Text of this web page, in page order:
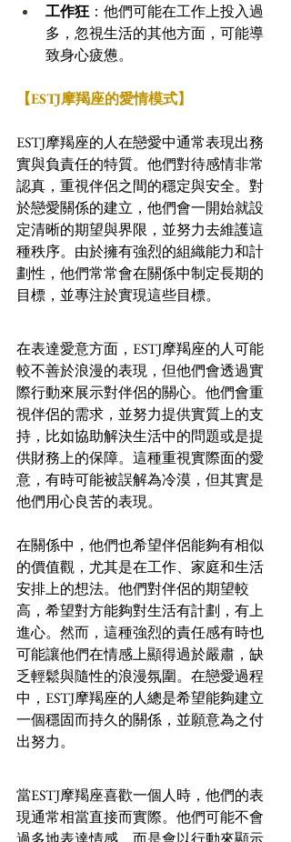
工作狂：他們可能在工作上投入過
多，忽視生活的其他方面，可能導
致身心疲憊。
【ESTJ摩羯座的愛情模式】
ESTJ摩羯座的人在戀愛中通常表現出務
實與負責任的特質。他們對待感情非常
認真，重視伴侶之間的穩定與安全。對
於戀愛關係的建立，他們會一開始就設
定清晰的期望與界限，並努力去維護這
種秩序。由於擁有強烈的組織能力和計
劃性，他們常常會在關係中制定長期的
目標，並專注於實現這些目標。
在表達愛意方面，ESTJ摩羯座的人可能
較不善於浪漫的表現，但他們會透過實
際行動來展示對伴侶的關心。他們會重
視伴侶的需求，並努力提供實質上的支
持，比如協助解決生活中的問題或是提
供財務上的保障。這種重視實際面的愛
意，有時可能被誤解為冷漠，但其實是
他們用心良苦的表現。
在關係中，他們也希望伴侶能夠有相似
的價值觀，尤其是在工作、家庭和生活
安排上的想法。他們對伴侶的期望較
高，希望對方能夠對生活有計劃，有上
進心。然而，這種強烈的責任感有時也
可能讓他們在情感上顯得過於嚴肅，缺
乏輕鬆與隨性的浪漫氛圍。在戀愛過程
中，ESTJ摩羯座的人總是希望能夠建立
一個穩固而持久的關係，並願意為之付
出努力。
當ESTJ摩羯座喜歡一個人時，他們的表
現通常相當直接而實際。他們可能不會